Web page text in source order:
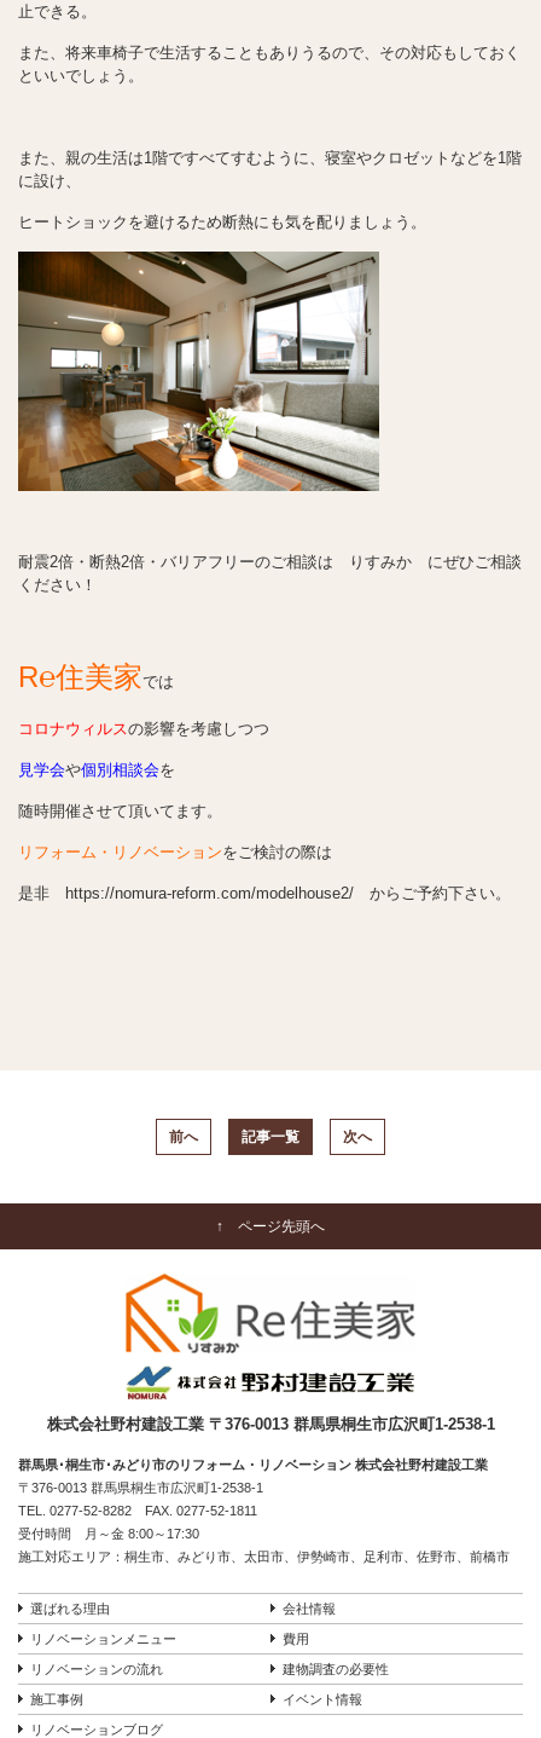
止できる。
また、将来車椅子で生活することもありうるので、その対応もしておく
といいでしょう。
また、親の生活は1階ですべてすむように、寝室やクロゼットなどを1階
に設け、
ヒートショックを避けるため断熱にも気を配りましょう。
耐震2倍・断熱2倍・バリアフリーのご相談は りすみか にぜひご相談
ください！
R℮住美家では
コロナウィルスの影響を考慮しつつ
見学会や個別相談会を
随時開催させて頂いてます。
リフォーム・リノベーションをご検討の際は
是非 https://nomura-reform.com/modelhouse2/ からご予約下さい。
前へ 記事一覧 次へ
↑ ページ先頭へ
株式会社野村建設工業 〒376-0013 群馬県桐生市広沢町1-2538-1
群馬県･桐生市･みどり市のリフォーム・リノベーション 株式会社野村建設工業
〒376-0013 群馬県桐生市広沢町1-2538-1
TEL. 0277-52-8282 FAX. 0277-52-1811
受付時間 月～金 8:00～17:30
施工対応エリア：桐生市、みどり市、太田市、伊勢崎市、足利市、佐野市、前橋市
選ばれる理由 会社情報
リノベーションメニュー 費用
リノベーションの流れ 建物調査の必要性
施工事例 イベント情報
リノベーションブログ